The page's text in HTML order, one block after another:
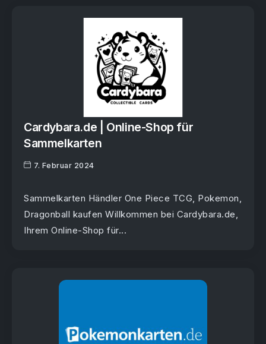
Cardybara.de | Online-Shop für
Sammelkarten
7. Februar 2024
Sammelkarten Händler One Piece TCG, Pokemon,
Dragonball kaufen Willkommen bei Cardybara.de,
Ihrem Online-Shop für...